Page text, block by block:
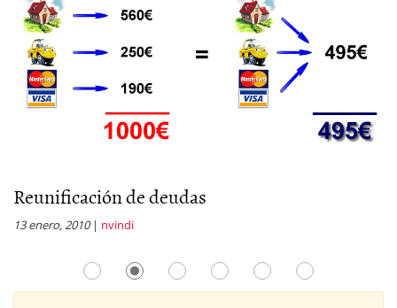
Reunificación de deudas
13 enero, 2010| nvindi